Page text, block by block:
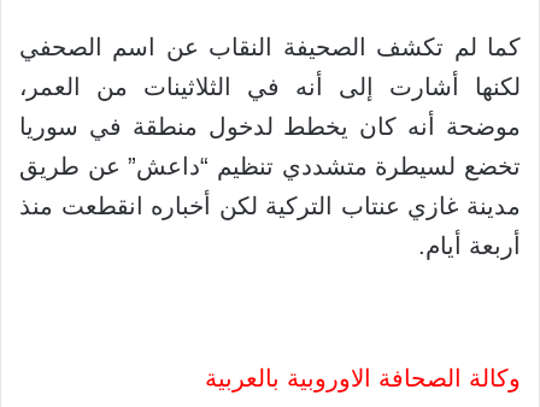
كما لم تكشف الصحيفة النقاب عن اسم الصحفي
لكنها أشارت إلى أنه في الثلاثينات من العمر،
موضحة أنه كان يخطط لدخول منطقة في سوريا
تخضع لسيطرة متشددي تنظيم “داعش” عن طريق
مدينة غازي عنتاب التركية لكن أخباره انقطعت منذ
أربعة أيام.
وكالة الصحافة الاوروبية بالعربية